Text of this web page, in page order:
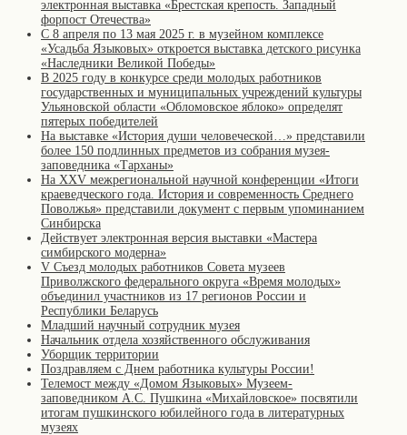
электронная выставка «Брестская крепость. Западный
форпост Отечества»
С 8 апреля по 13 мая 2025 г. в музейном комплексе
«Усадьба Языковых» откроется выставка детского рисунка
«Наследники Великой Победы»
В 2025 году в конкурсе среди молодых работников
государственных и муниципальных учреждений культуры
Ульяновской области «Обломовское яблоко» определят
пятерых победителей
На выставке «История души человеческой…» представили
более 150 подлинных предметов из собрания музея-
заповедника «Тарханы»
На XXV межрегиональной научной конференции «Итоги
краеведческого года. История и современность Среднего
Поволжья» представили документ с первым упоминанием
Синбирска
Действует электронная версия выставки «Мастера
симбирского модерна»
V Съезд молодых работников Совета музеев
Приволжского федерального округа «Время молодых»
объединил участников из 17 регионов России и
Республики Беларусь
Младший научный сотрудник музея
Начальник отдела хозяйственного обслуживания
Уборщик территории
Поздравляем с Днем работника культуры России!
Телемост между «Домом Языковых» Музеем-
заповедником А.С. Пушкина «Михайловское» посвятили
итогам пушкинского юбилейного года в литературных
музеях